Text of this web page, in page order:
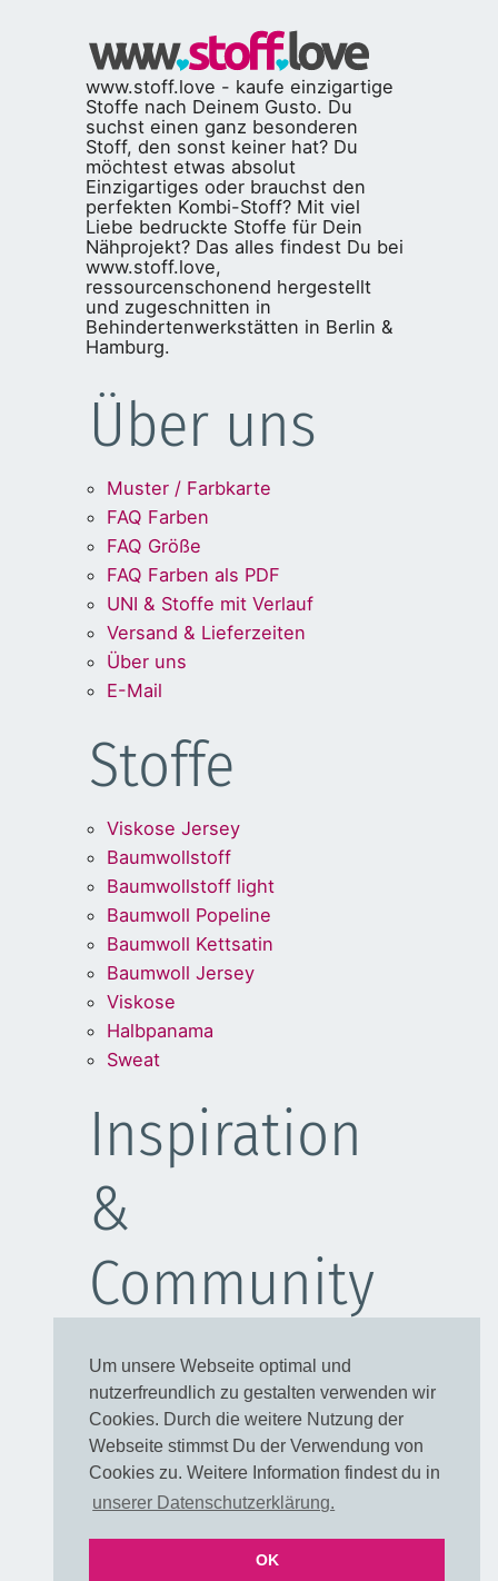
Um unsere Webseite optimal und
nutzerfreundlich zu gestalten verwenden wir
Cookies. Durch die weitere Nutzung der
Webseite stimmst Du der Verwendung von
Cookies zu. Weitere Information findest du in
unserer Datenschutzerklärung.
OK
www.stoff.love - kaufe einzigartige
Stoffe nach Deinem Gusto. Du
suchst einen ganz besonderen
Stoff, den sonst keiner hat? Du
möchtest etwas absolut
Einzigartiges oder brauchst den
perfekten Kombi-Stoff? Mit viel
Liebe bedruckte Stoffe für Dein
Nähprojekt? Das alles findest Du bei
www.stoff.love,
ressourcenschonend hergestellt
und zugeschnitten in
Behindertenwerkstätten in Berlin &
Hamburg.
Über uns
Muster / Farbkarte
FAQ Farben
FAQ Größe
FAQ Farben als PDF
UNI & Stoffe mit Verlauf
Versand & Lieferzeiten
Über uns
E-Mail
Stoffe
Viskose Jersey
Baumwollstoff
Baumwollstoff light
Baumwoll Popeline
Baumwoll Kettsatin
Baumwoll Jersey
Viskose
Halbpanama
Sweat
Inspiration
&
Community
Kleider
Blusen
Taschen
Rechtliches